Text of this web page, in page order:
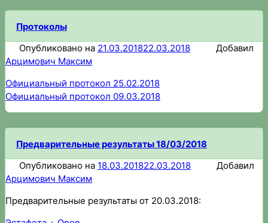
Протоколы
Опубликовано на 21.03.201822.03.2018
Добавил
Арцимович Максим
Официальный протокол 25.02.2018
Официальный протокол 09.03.2018
Предварительные результаты 18/03/2018
Опубликовано на 18.03.201822.03.2018
Добавил
Арцимович Максим
Предварительные результаты от 20.03.2018: